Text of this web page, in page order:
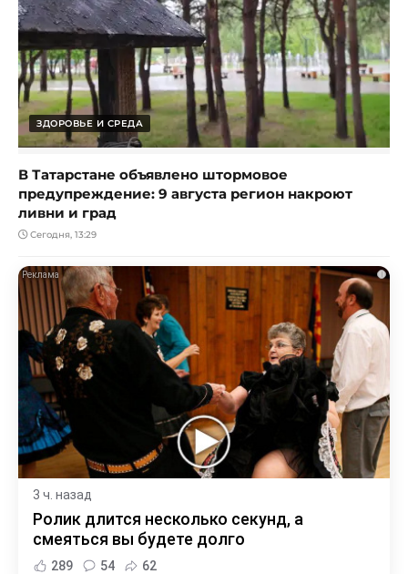
ЗДОРОВЬЕ И СРЕДА
В Татарстане объявлено штормовое
предупреждение: 9 августа регион накроют
ливни и град
Сегодня, 13:29
i
3 ч. назад
Ролик длится несколько секунд, а
смеяться вы будете долго
289 54 62